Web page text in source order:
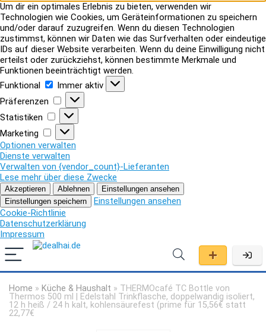
Um dir ein optimales Erlebnis zu bieten, verwenden wir
Technologien wie Cookies, um Geräteinformationen zu speichern
und/oder darauf zuzugreifen. Wenn du diesen Technologien
zustimmst, können wir Daten wie das Surfverhalten oder eindeutige
IDs auf dieser Website verarbeiten. Wenn du deine Einwilligung nicht
erteilst oder zurückziehst, können bestimmte Merkmale und
Funktionen beeinträchtigt werden.
Funktional
Funktional
Immer aktiv
Präferenzen
Präferenzen
Statistiken
Statistiken
Marketing
Marketing
Optionen verwalten
Dienste verwalten
Verwalten von {vendor_count}-Lieferanten
Lese mehr über diese Zwecke
Akzeptieren Ablehnen
Einstellungen ansehen
Einstellungen speichern
Einstellungen ansehen
Cookie-Richtlinie
Datenschutzerklärung
Impressum
Home » Küche & Haushalt » THERMOcafé TC Bottle von
Thermos 500 ml | Edelstahl Trinkflasche, doppelwandig isoliert,
12 h heiß / 24 h kalt, kohlensäurefest (prime für 15,56€ statt
22,77€